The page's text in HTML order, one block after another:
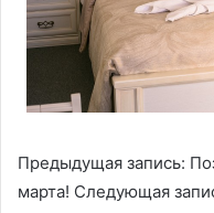
Предыдущая запись:
марта! Следующая